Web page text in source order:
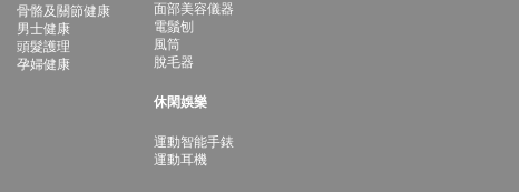
骨骼及關節健康
男士健康
頭髮護理
孕婦健康
面部美容儀器
電鬚刨
風筒
脫毛器
休閑娛樂
運動智能手錶
運動耳機